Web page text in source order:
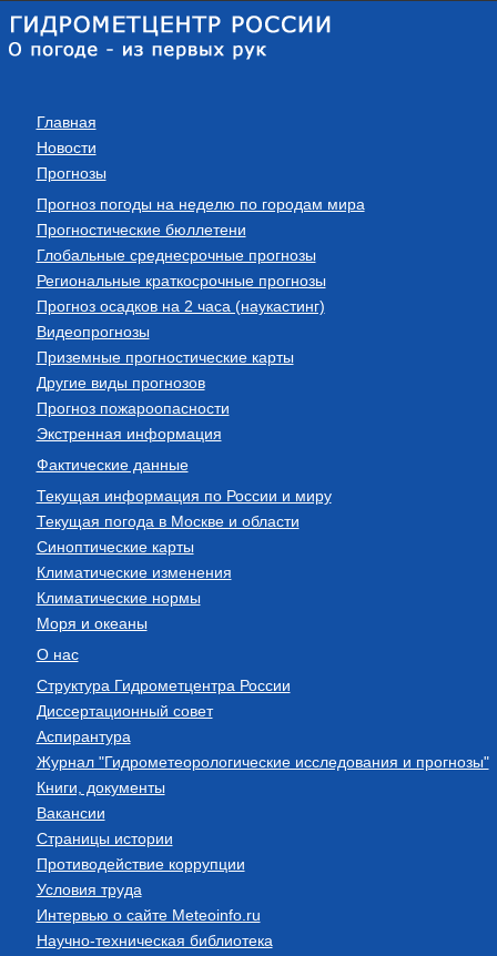
Главная
Новости
Прогнозы
Прогноз погоды на неделю по городам мира
Прогностические бюллетени
Глобальные среднесрочные прогнозы
Региональные краткосрочные прогнозы
Прогноз осадков на 2 часа (наукастинг)
Видеопрогнозы
Приземные прогностические карты
Другие виды прогнозов
Прогноз пожароопасности
Экстренная информация
Фактические данные
Текущая информация по России и миру
Текущая погода в Москве и области
Синоптические карты
Климатические изменения
Климатические нормы
Моря и океаны
О нас
Структура Гидрометцентра России
Диссертационный совет
Аспирантура
Журнал "Гидрометеорологические исследования и прогнозы"
Книги, документы
Вакансии
Страницы истории
Противодействие коррупции
Условия труда
Интервью о сайте Meteoinfo.ru
Научно-техническая библиотека